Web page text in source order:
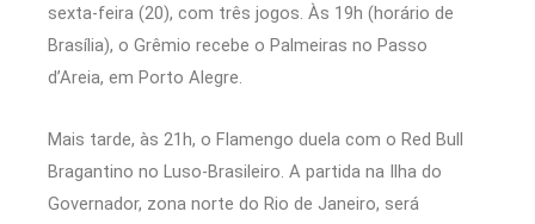
sexta-feira (20), com três jogos. Às 19h (horário de
Brasília), o Grêmio recebe o Palmeiras no Passo
d’Areia, em Porto Alegre.
Mais tarde, às 21h, o Flamengo duela com o Red Bull
Bragantino no Luso-Brasileiro. A partida na Ilha do
Governador, zona norte do Rio de Janeiro, será